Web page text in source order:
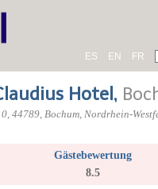
ES EN FR
Hotel ,
,44789, Bochum,Nordrhein-
Gästebewertung
8.5